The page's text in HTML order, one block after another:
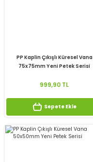
PP Kaplin Çıkışlı Küresel Vana
75x75mm Yeni Petek Serisi
999,90 TL
Sepete Ekle